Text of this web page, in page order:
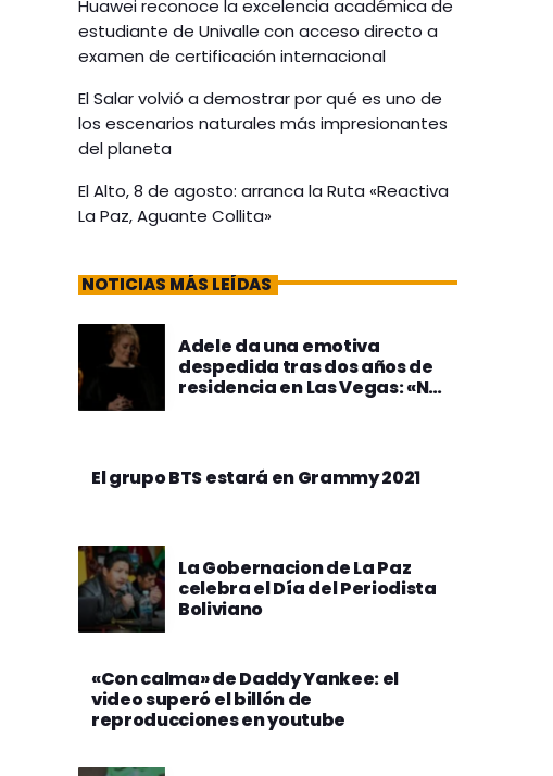
Huawei reconoce la excelencia académica de
estudiante de Univalle con acceso directo a
examen de certificación internacional
El Salar volvió a demostrar por qué es uno de
los escenarios naturales más impresionantes
del planeta
El Alto, 8 de agosto: arranca la Ruta «Reactiva
La Paz, Aguante Collita»
NOTICIAS MÁS LEÍDAS
Adele da una emotiva
despedida tras dos años de
residencia en Las Vegas: «No
El grupo BTS estará en Grammy 2021
La Gobernacion de La Paz
celebra el Día del Periodista
Boliviano
«Con calma» de Daddy Yankee: el
video superó el billón de
reproducciones en youtube